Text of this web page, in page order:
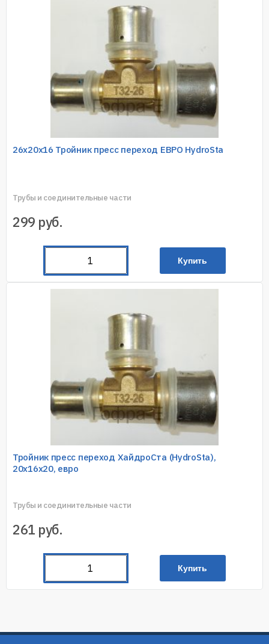
26х20х16 Тройник пресс переход ЕВРО HydroSta
Трубы и соединительные части
299 руб.
Купить
Тройник пресс переход ХайдроСта (HydroSta),
20х16х20, евро
Трубы и соединительные части
261 руб.
Купить